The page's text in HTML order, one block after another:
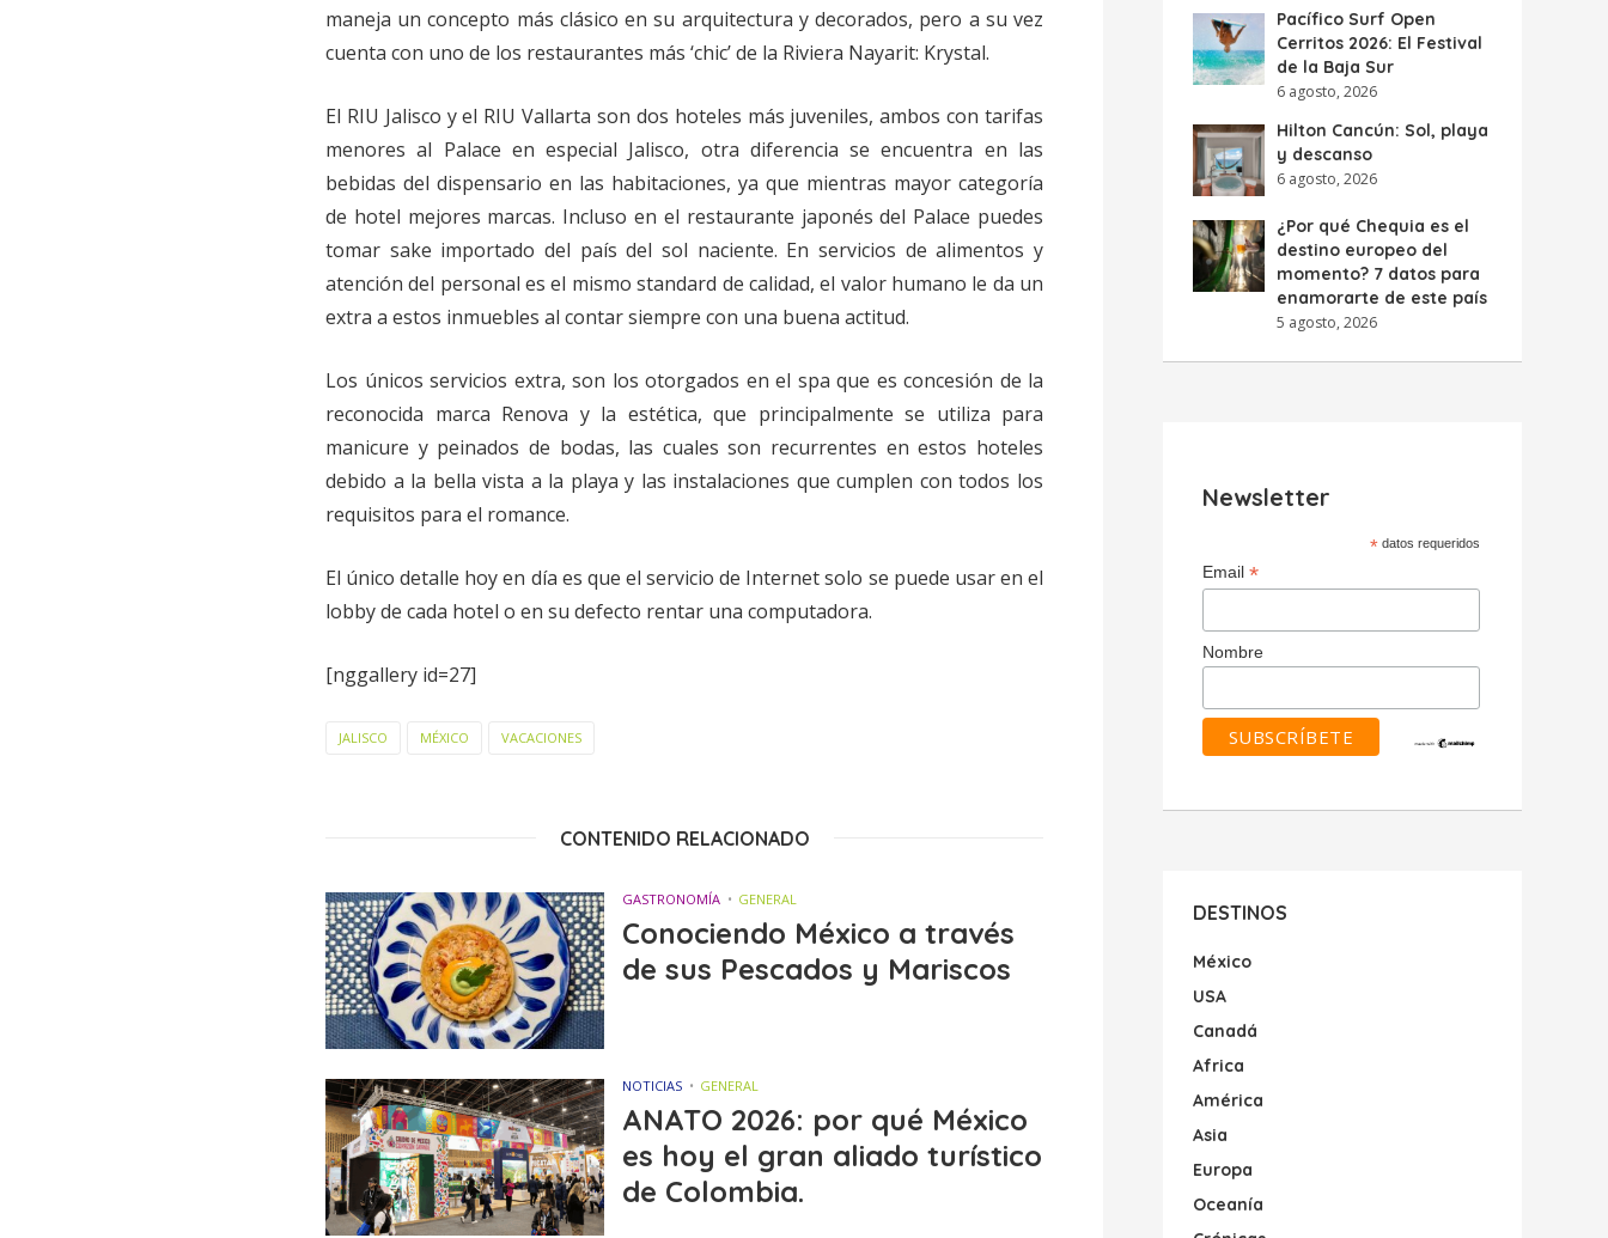
maneja un concepto más clásico en su arquitectura y decorados, pero a su vez
cuenta con uno de los restaurantes más ‘chic’ de la Riviera Nayarit: Krystal.
El RIU Jalisco y el RIU Vallarta son dos hoteles más juveniles, ambos con tarifas
menores al Palace en especial Jalisco, otra diferencia se encuentra en las
bebidas del dispensario en las habitaciones, ya que mientras mayor categoría
de hotel mejores marcas. Incluso en el restaurante japonés del Palace puedes
tomar sake importado del país del sol naciente. En servicios de alimentos y
atención del personal es el mismo standard de calidad, el valor humano le da un
extra a estos inmuebles al contar siempre con una buena actitud.
Los únicos servicios extra, son los otorgados en el spa que es concesión de la
reconocida marca Renova y la estética, que principalmente se utiliza para
manicure y peinados de bodas, las cuales son recurrentes en estos hoteles
debido a la bella vista a la playa y las instalaciones que cumplen con todos los
requisitos para el romance.
El único detalle hoy en día es que el servicio de Internet solo se puede usar en el
lobby de cada hotel o en su defecto rentar una computadora.
[nggallery id=27]
JALISCO MÉXICO VACACIONES
CONTENIDO RELACIONADO
GASTRONOMÍA GENERAL
Conociendo México a través
de sus Pescados y Mariscos
NOTICIAS GENERAL
ANATO 2026: por qué México
es hoy el gran aliado turístico
de Colombia.
Pacífico Surf Open
Cerritos 2026: El Festival
de la Baja Sur
6 agosto, 2026
Hilton Cancún: Sol, playa
y descanso
6 agosto, 2026
¿Por qué Chequia es el
destino europeo del
momento? 7 datos para
enamorarte de este país
5 agosto, 2026
Newsletter
* datos requeridos
Email *
Nombre
DESTINOS
México
USA
Canadá
Africa
América
Asia
Europa
Oceanía